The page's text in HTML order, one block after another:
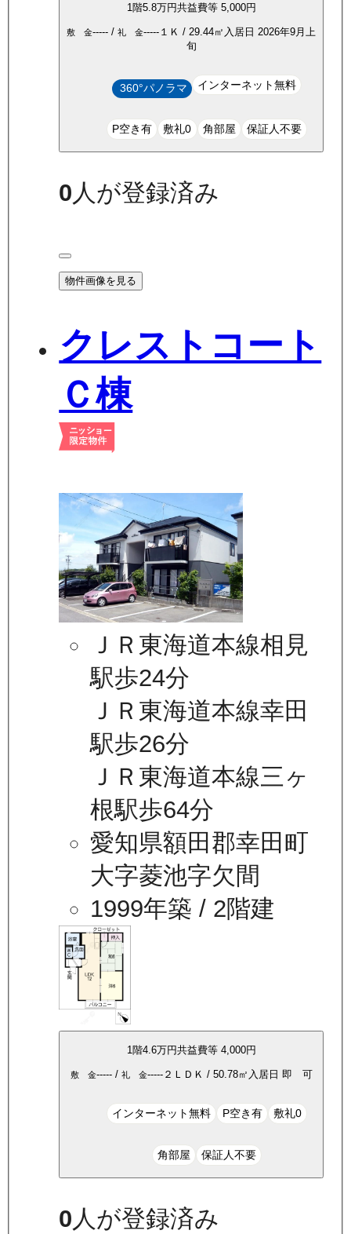
1 階5.8万円共益費等 5,000円
敷 金----- / 礼 金----- １Ｋ / 29.44㎡ 入居日 2026年9月上
旬
360°パノラマ インターネット無料
P空き有 敷礼0 角部屋 保証人不要
0人が登録済み
物件画像を見る
クレストコート
Ｃ棟
ＪＲ東海道本線相見
駅歩24分
ＪＲ東海道本線幸田
駅歩26分
ＪＲ東海道本線三ヶ
根駅歩64分
愛知県額田郡幸田町
大字菱池字欠間
1999年築 / 2階建
1 階4.6万円共益費等 4,000円
敷 金-----/ 礼 金-----２ＬＤＫ / 50.78㎡ 入居日 即 可
インターネット無料 P空き有 敷礼0
角部屋 保証人不要
0人が登録済み